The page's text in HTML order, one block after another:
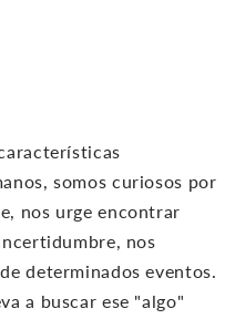
somos curiosos por
nos urge encontrar
nos
determinados eventos.
a buscar ese "algo"